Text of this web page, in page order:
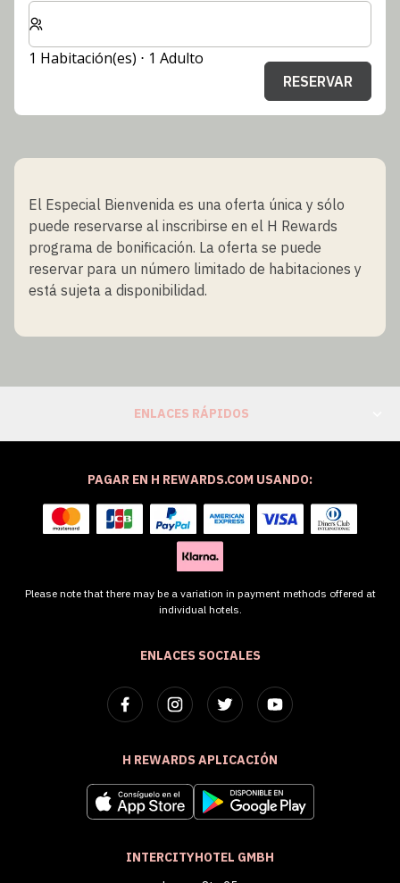
Seleccione el número de habitaciones y huéspedes
1 Habitación(es) ⋅ 1 Adulto
RESERVAR
El Especial Bienvenida es una oferta única y sólo
puede reservarse al inscribirse en el H Rewards
programa de bonificación. La oferta se puede
reservar para un número limitado de habitaciones y
está sujeta a disponibilidad.
ENLACES RÁPIDOS
ENLACES SOCIALES
H REWARDS APLICACIÓN
INTERCITYHOTEL GMBH
PAGAR EN H REWARDS.COM USANDO:
Please note that there may be a variation in payment methods offered at
individual hotels.